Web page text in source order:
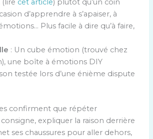
cet article) plutôt qu’un coin
d’apprendre à s’apaiser, à
Plus facile à dire qu’à faire,
: Un cube émotion (trouvé chez
une boîte à émotions DIY
testée lors d’une énième dispute
confirment que répéter
expliquer la raison derrière
ses chaussures pour aller dehors,